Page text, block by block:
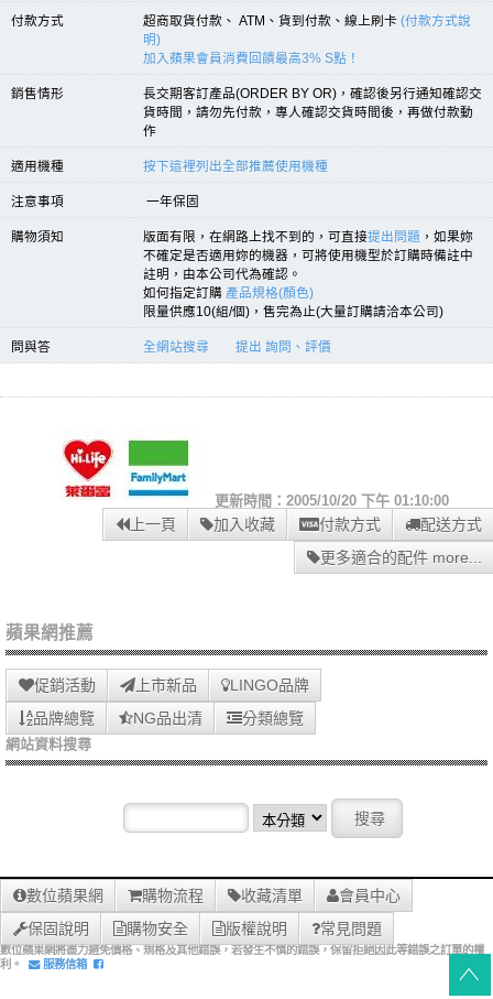
付款方式 超商取貨付款、 ATM、貨到付款、線上刷卡 (付款方式說
明)
加入蘋果會員消費回饋最高3% S點！
銷售情形
長交期客訂產品(ORDER BY OR)，確認後另行通知確認交
貨時間，請勿先付款，專人確認交貨時間後，再做付款動
作
適用機種 按下這裡列出全部推薦使用機種
注意事項 一年保固
購物須知 版面有限，在網路上找不到的，可直接提出問題 ，如果妳
不確定是否適用妳的機器，可將使用機型於訂購時備註中
註明，由本公司代為確認。
如何指定訂購 產品規格(顏色)
限量供應10(組/個)，售完為止(大量訂購請洽本公司)
問與答 全網站搜尋 提出 詢問、評價
更新時間：2005/10/20 下午 01:10:00
上一頁 加入收藏 付款方式
配送方式
更多適合的配件 more...
蘋果網推薦
促銷活動 上市新品
LINGO品牌
品牌總覽
NG品出清 分類總覽
網站資料搜尋
數位蘋果網 購物流程 收藏清單
會員中心
保固說明
購物安全 版權說明 常見問題
數位蘋果網將盡力避免價格、規格及其他錯誤，若發生不慎的錯誤，保留拒絕因此等錯誤之訂單的權
利。
服務信箱